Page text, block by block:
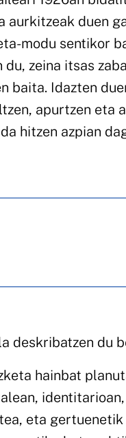
aurkitzeak duen
modu sentikor
zeina itsas
baita. Idazten
apurtzen eta
hitzen azpian
deskribatzen du
hainbat
eta